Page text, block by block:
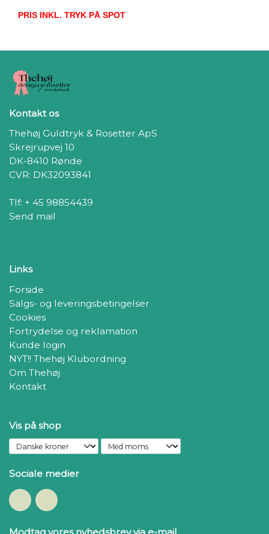
PRIS INKL. TRYK PÅ SPOT
Kontakt os
Thehøj Guldtryk & Rosetter ApS
Skrejrupvej 10
DK-8410 Rønde
CVR: DK32093841
Tlf: + 45 98854439
Send mail
Links
Forside
Salgs- og leveringsbetingelser
Cookies
Fortrydelse og reklamation
Kunde login
NYT!! Thehøj Klubordning
Om Thehøj
Kontakt
Vis på shop
Sociale medier